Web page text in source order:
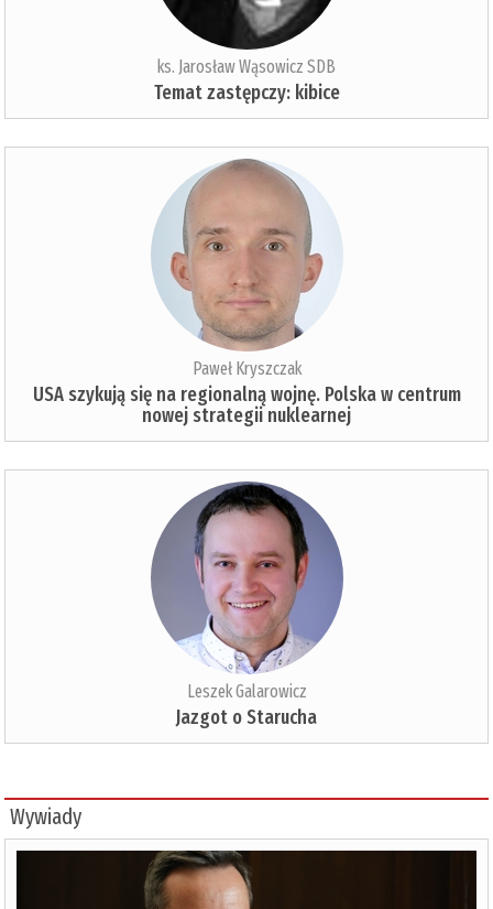
ks. Jarosław Wąsowicz SDB
Temat zastępczy: kibice
Paweł Kryszczak
USA szykują się na regionalną wojnę. Polska w centrum
nowej strategii nuklearnej
Leszek Galarowicz
Jazgot o Starucha
Wywiady